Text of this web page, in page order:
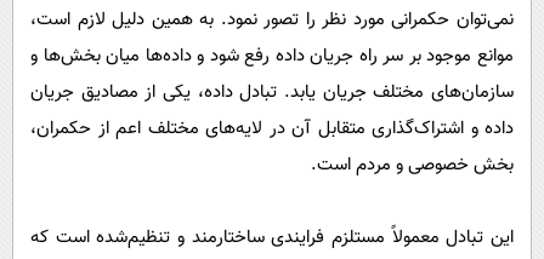
نمی‌توان حکمرانی مورد نظر را تصور نمود. به همین دلیل لازم است،
موانع موجود بر سر راه جریان داده رفع شود و داده‌ها میان بخش‌ها و
سازمان‌های مختلف جریان یابد. تبادل داده، یکی از مصادیق جریان
داده و اشتراک‌گذاری متقابل آن در لایه‌های مختلف اعم از حکمران،
بخش خصوصی و مردم است.
این تبادل معمولاً مستلزم فرایندی ساختارمند و تنظیم‌شده است که